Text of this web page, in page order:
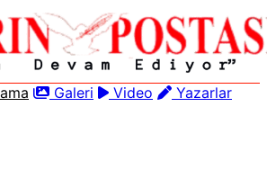
Galeri Video
Yazarlar